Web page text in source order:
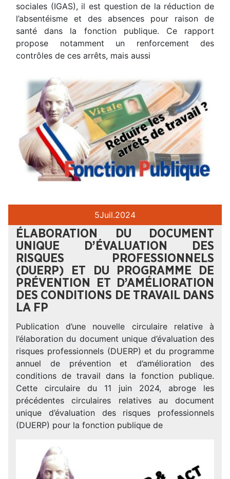
sociales (IGAS), il est question de la réduction de
l’absentéisme et des absences pour raison de
santé dans la fonction publique. Ce rapport
propose notamment un renforcement des
contrôles de ces arrêts, mais aussi
5Juil.2024
ÉLABORATION DU DOCUMENT
UNIQUE D’ÉVALUATION DES
RISQUES PROFESSIONNELS
(DUERP) ET DU PROGRAMME DE
PRÉVENTION ET D’AMÉLIORATION
DES CONDITIONS DE TRAVAIL DANS
LA FP
Publication d’une nouvelle circulaire relative à
l’élaboration du document unique d’évaluation des
risques professionnels (DUERP) et du programme
annuel de prévention et d’amélioration des
conditions de travail dans la fonction publique.
Cette circulaire du 11 juin 2024, abroge les
précédentes circulaires relatives au document
unique d’évaluation des risques professionnels
(DUERP) pour la fonction publique de